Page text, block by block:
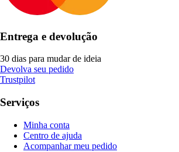
Entrega e devolução
30 dias para mudar de ideia
Devolva seu pedido
Trustpilot
Serviços
Minha conta
Centro de ajuda
Acompanhar meu pedido